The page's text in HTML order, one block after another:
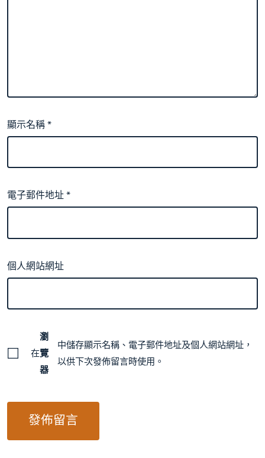
顯示名稱*
電子郵件地址*
個人網站網址
在
瀏
覽
器
中儲存顯示名稱、電子郵件地址及個人網站網址，
以供下次發佈留言時使用。